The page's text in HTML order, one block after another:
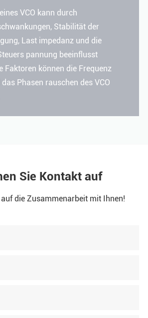
VCO kann durch
Stabilität der
Last impedanz und die
pannung beeinflusst
Faktoren können die Frequenz
Phasen rauschen des VCO
Sie Kontakt auf
die Zusammenarbeit mit Ihnen!